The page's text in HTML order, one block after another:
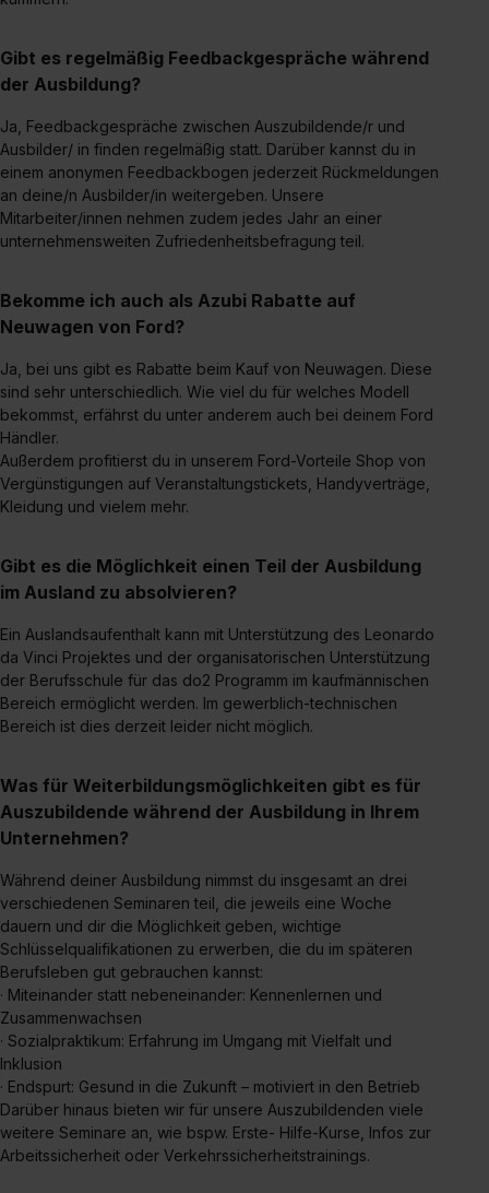
Auswahl über die Checkboxen und klick auf „Auswahl
erlauben“. Die Einwilligung zur Platzierung von Cookies
der Kategorien „Präferenzen“, „Statistiken“ und „Social
Media und Marketing“ umfasst hierbei die Einwilligung
zur Übermittlung deiner Daten in die USA (Art. 49 Abs. 1
S. 1 lit. a) DS-GVO). Die USA verfügen über kein
angemessenes Datenschutzniveau (EuGH – Schrems
II). Du kannst die von dir erteilte Einwilligung jederzeit mit
Datenschutzerklärung unter dem Punkt „Datenschutz-
Einstellungen“ widerrufen. Weitere Informationen zu den
zeigen“. Weitere Informationen: Datenschutzerklärung
Impressum
Gibt es regelmäßig Feedbackgespräche während
der Ausbildung?
Ja, Feedbackgespräche zwischen Auszubildende/r und
Ausbilder/ in finden regelmäßig statt. Darüber kannst du in
einem anonymen Feedbackbogen jederzeit Rückmeldungen
an deine/n Ausbilder/in weitergeben. Unsere
Mitarbeiter/innen nehmen zudem jedes Jahr an einer
unternehmensweiten Zufriedenheitsbefragung teil.
Bekomme ich auch als Azubi Rabatte auf
Neuwagen von Ford?
Ja, bei uns gibt es Rabatte beim Kauf von Neuwagen. Diese
sind sehr unterschiedlich. Wie viel du für welches Modell
bekommst, erfährst du unter anderem auch bei deinem Ford
Händler.
Außerdem profitierst du in unserem Ford-Vorteile Shop von
Vergünstigungen auf Veranstaltungstickets, Handyverträge,
Kleidung und vielem mehr.
Gibt es die Möglichkeit einen Teil der Ausbildung
im Ausland zu absolvieren?
Ein Auslandsaufenthalt kann mit Unterstützung des Leonardo
da Vinci Projektes und der organisatorischen Unterstützung
der Berufsschule für das do2 Programm im kaufmännischen
Bereich ermöglicht werden. Im gewerblich-technischen
Bereich ist dies derzeit leider nicht möglich.
Was für Weiterbildungsmöglichkeiten gibt es für
Auszubildende während der Ausbildung in Ihrem
Unternehmen?
Während deiner Ausbildung nimmst du insgesamt an drei
verschiedenen Seminaren teil, die jeweils eine Woche
dauern und dir die Möglichkeit geben, wichtige
Schlüsselqualifikationen zu erwerben, die du im späteren
Berufsleben gut gebrauchen kannst:
· Miteinander statt nebeneinander: Kennenlernen und
Zusammenwachsen
· Sozialpraktikum: Erfahrung im Umgang mit Vielfalt und
Inklusion
· Endspurt: Gesund in die Zukunft – motiviert in den Betrieb
Darüber hinaus bieten wir für unsere Auszubildenden viele
weitere Seminare an, wie bspw. Erste- Hilfe-Kurse, Infos zur
Arbeitssicherheit oder Verkehrssicherheitstrainings.